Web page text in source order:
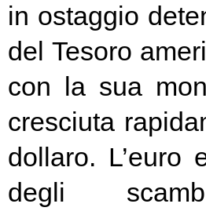
in ostaggio
del Tesoro
con la sua
cresciuta
dollaro. L’euro
degli